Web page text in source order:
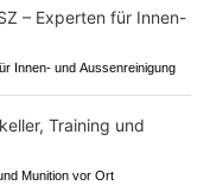
Innen- und Aussenreinigung
Munition vor Ort